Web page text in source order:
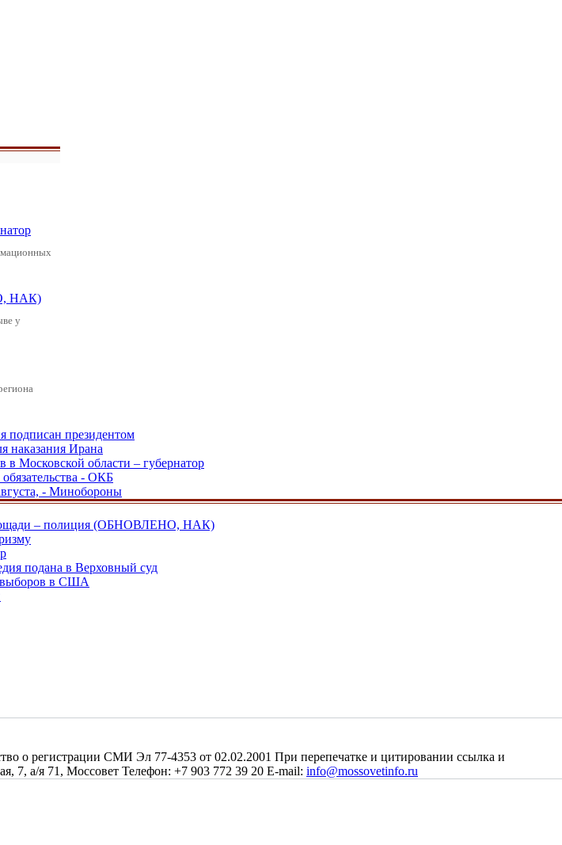
НАК)
у
подписан президентом
наказания Ирана
в Московской области – губернатор
- ОКБ
- Минобороны
– полиция (ОБНОВЛЕНО, НАК)
подана в Верховный суд
выборов в США
регистрации СМИ Эл 77-4353 от 02.02.2001 При перепечатке и цитировании ссылка и
а/я 71, Моссовет Телефон: +7 903 772 39 20 E-mail: info@mossovetinfo.ru